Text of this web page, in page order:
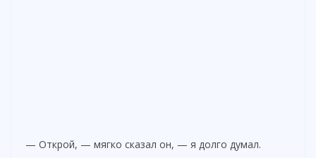
— Открой, — мягко сказал он, — я долго думал.